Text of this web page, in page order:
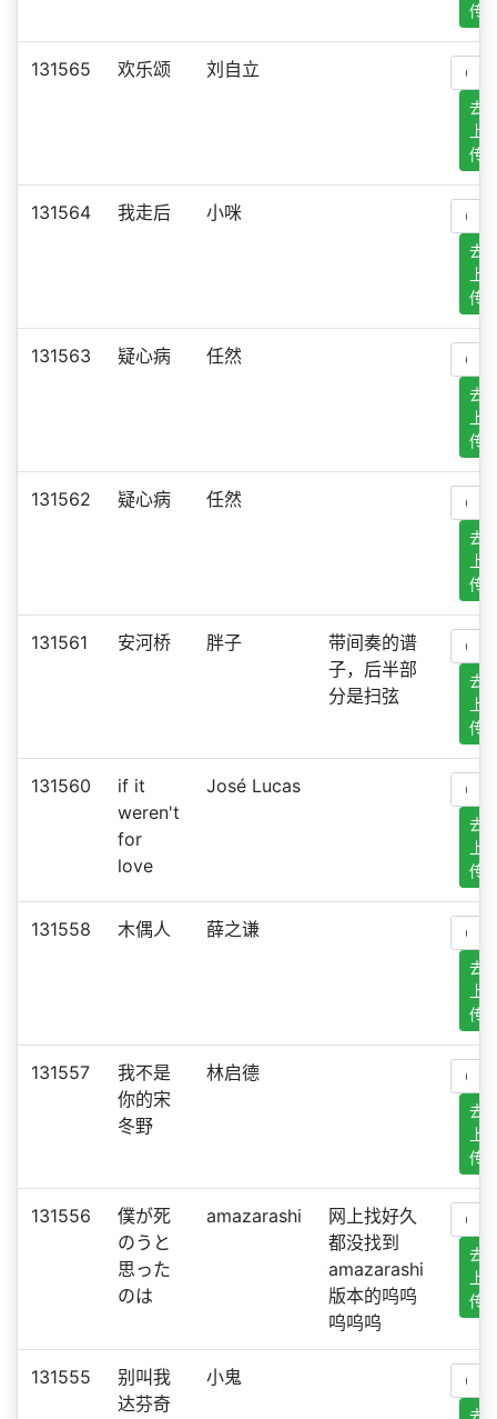
传
131565 欢乐颂 刘自立
去
上
传
131564 我走后 小咪
去
上
传
131563 疑心病 任然
去
上
传
131562 疑心病 任然
去
上
传
131561 安河桥 胖子
带间奏的谱
子，后半部
分是扫弦
去
上
传
131560
if it
weren't
for
love
José Lucas
去
上
传
131558 木偶人 薛之谦
去
上
传
131557
我不是
你的宋
冬野
林启德
去
上
传
131556
僕が死
のうと
思った
のは
amazarashi
网上找好久
都没找到
amazarashi
版本的呜呜
呜呜呜
去
上
传
131555
别叫我
达芬奇
小鬼
去